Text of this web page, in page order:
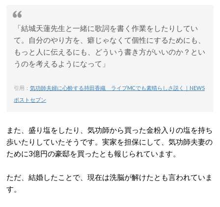
「結城天蓮先生と一緒に歌詞を書く作業をしたりしてい
て。自分のやり方を、癖じゃなくて個性にするためにも、
もっと人に伝えるにも、どういう書き方がいいのか？とい
うのを考えるようになって」
引用： 気功師夫婦に心酔する持田香織 ライブMCでも素晴らしさ説く｜NEWS
ポストセブン
また、盛り塩をしたり、気功師から買った金粉入りの塩を持ち
歩いたりしていたそうです。実家を担保にして、気功師夫妻の
ために3億円の豪邸を買ったとも報じられています。
ただ、結婚したことで、現在は洗脳が解けたとも言われていま
す。